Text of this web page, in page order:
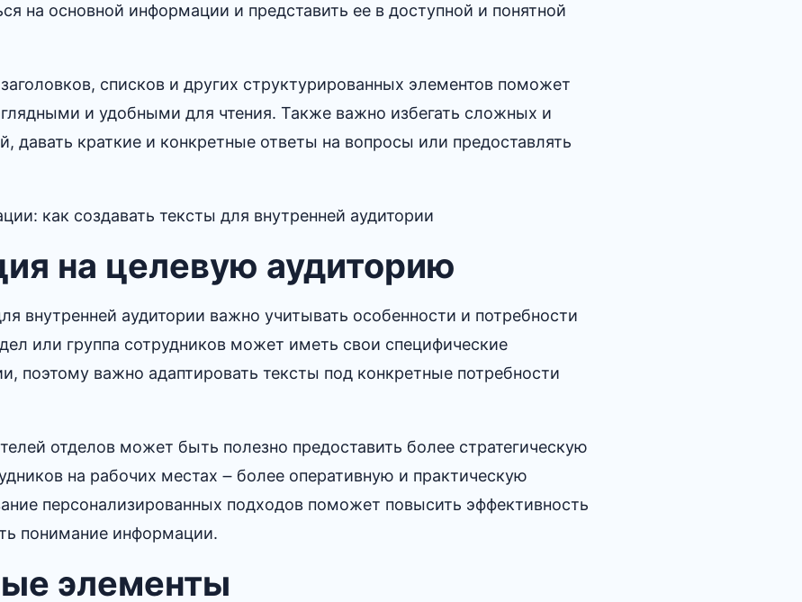
на основной информации и представить ее в доступной и понятной
списков и других структурированных элементов поможет
и удобными для чтения.​ Также важно избегать сложных и
давать краткие и конкретные ответы на вопросы или предоставлять
на целевую аудиторию
внутренней аудитории важно учитывать особенности и потребности
или группа сотрудников может иметь свои специфические
поэтому важно адаптировать тексты под конкретные потребности
отделов может быть полезно предоставить более стратегическую
на рабочих местах ౼ более оперативную и практическую
персонализированных подходов поможет повысить эффективность
понимание информации.​
элементы